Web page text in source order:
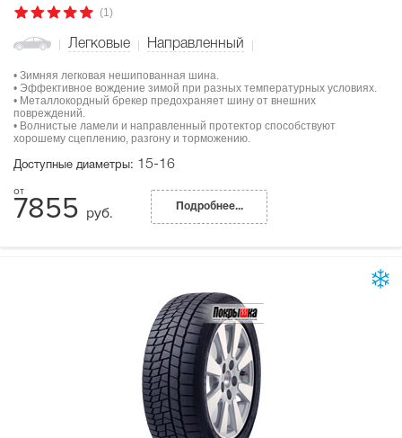
(1)
Легковые Направленный
• Зимняя легковая нешипованная шина.
• Эффективное вождение зимой при разных температурных условиях.
• Металлокордный брекер предохраняет шину от внешних
повреждений.
• Волнистые ламели и направленный протектор способствуют
хорошему сцеплению, разгону и торможению.
Доступные диаметры: 15-16
7855 руб. Подробнее...